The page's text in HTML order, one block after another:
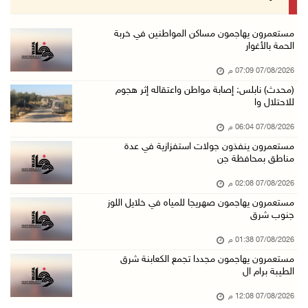
أمين عام الجامعة العربية يحذر من نهج إسرائيل ...
مستعمرون يهاجمون صهريجا للمياه في خلايل اللوز ...
مستعمرون يهاجمون مجددا تجمع الكعابنة شرق الطي ...
أسعار النفط تواصل الصعود وسط مخاوف بشأن مستقب ...
07/آب/2026 10:25 ص
الذهب يتجه لأفضل أداء أسبوعي منذ كانون الثاني
07/آب/2026 09:06 ص
مستعمرون بحماية قوات الاحتلال يقتحمون برك سلي ...
مستعمرون يهاجمون مساكن المواطنين في خربة
الحمة بالأغوار
07/08/2026 07:09 م
(محدث) نابلس: إصابة مواطن واعتقاله إثر هجوم
للاحتلال وا
07/08/2026 06:04 م
مستعمرون ينفذون جولات استفزازية في عدة
مناطق بمحافظة جن
07/08/2026 02:08 م
مستعمرون يهاجمون صهريجا للمياه في خلايل اللوز
جنوب شرق
07/08/2026 01:38 م
مستعمرون يهاجمون مجددا تجمع الكعابنة شرق
الطيبة برام ال
07/08/2026 12:08 م